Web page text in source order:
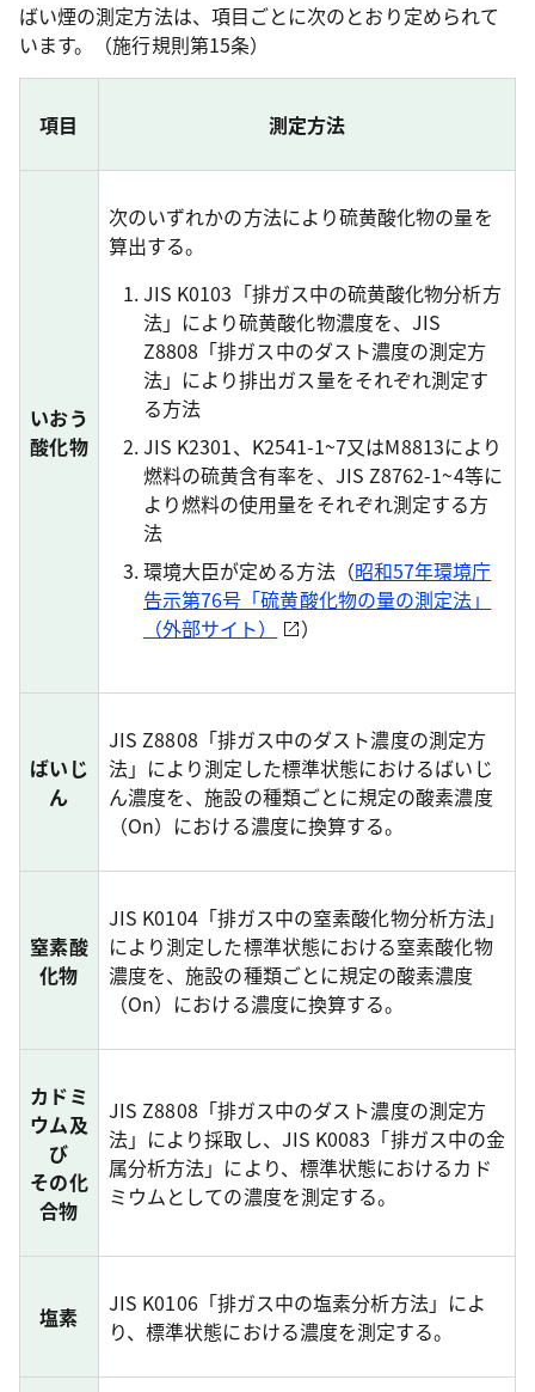
ばい煙の測定方法は、項目ごとに次のとおり定められて
います。（施行規則第15条）
項目 測定方法
いおう
酸化物
次のいずれかの方法により硫黄酸化物の量を
算出する。
JIS K0103「排ガス中の硫黄酸化物分析方
法」により硫黄酸化物濃度を、JIS
Z8808「排ガス中のダスト濃度の測定方
法」により排出ガス量をそれぞれ測定す
る方法
JIS K2301、K2541-1~7又はM8813により
燃料の硫黄含有率を、JIS Z8762-1~4等に
より燃料の使用量をそれぞれ測定する方
法
環境大臣が定める方法（昭和57年環境庁
告示第76号「硫黄酸化物の量の測定法」
（外部サイト）
）
ばいじ
ん
JIS Z8808「排ガス中のダスト濃度の測定方
法」により測定した標準状態におけるばいじ
ん濃度を、施設の種類ごとに規定の酸素濃度
（On）における濃度に換算する。
窒素酸
化物
JIS K0104「排ガス中の窒素酸化物分析方法」
により測定した標準状態における窒素酸化物
濃度を、施設の種類ごとに規定の酸素濃度
（On）における濃度に換算する。
カドミ
ウム及
び
その化
合物
JIS Z8808「排ガス中のダスト濃度の測定方
法」により採取し、JIS K0083「排ガス中の金
属分析方法」により、標準状態におけるカド
ミウムとしての濃度を測定する。
塩素
JIS K0106「排ガス中の塩素分析方法」によ
り、標準状態における濃度を測定する。